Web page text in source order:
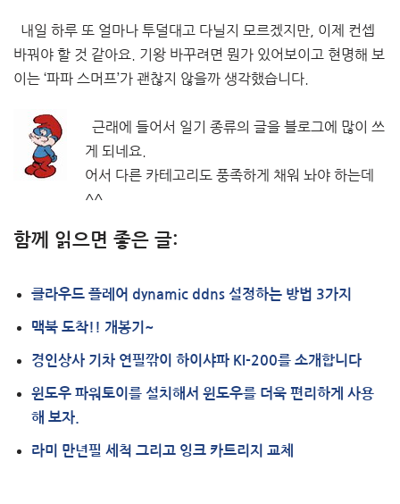
내일 하루 또 얼마나 투덜대고 다닐지 모르겠지만, 이제 컨셉
바꿔야 할 것 같아요. 기왕 바꾸려면 뭔가 있어보이고 현명해 보
이는 ‘파파 스머프’가 괜찮지 않을까 생각했습니다.
근래에 들어서 일기 종류의 글을 블로그에 많이 쓰
게 되네요.
어서 다른 카테고리도 풍족하게 채워 놔야 하는데
^^
함께 읽으면 좋은 글:
클라우드 플레어 dynamic ddns 설정하는 방법 3가지
맥북 도착!! 개봉기~
경인상사 기차 연필깎이 하이샤파 KI-200를 소개합니다
윈도우 파워토이를 설치해서 윈도우를 더욱 편리하게 사용
해 보자.
라미 만년필 세척 그리고 잉크 카트리지 교체